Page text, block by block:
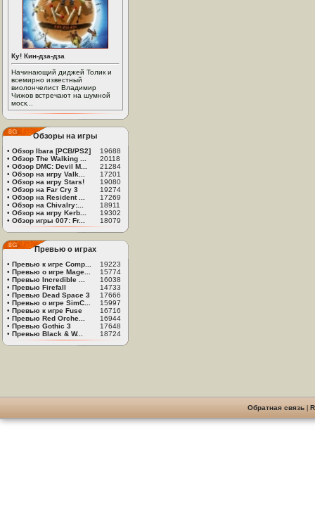
Ку! Кин-дза-дза
Начинающий диджей Толик и
всемирно известный
виолончелист Владимир
Чижов встречают на шумной
моск...
Обзоры на игры
• Обзор Ibara [PCB/PS2]
19688
• Обзор The Walking ...
20118
• Обзор DMC: Devil M...
21284
• Обзор на игру Valk...
17201
• Обзор на игру Stars!
19080
• Обзор на Far Cry 3
19274
• Обзор на Resident ...
17269
• Обзор на Chivalry:...
18911
• Обзор на игру Kerb...
19302
• Обзор игры 007: Fr... 18079
Превью о играх
• Превью к игре Comp...
19223
• Превью о игре Mage...
15774
• Превью Incredible ...
16038
• Превью Firefall
14733
• Превью Dead Space 3
17666
• Превью о игре SimC...
15997
• Превью к игре Fuse
16716
• Превью Red Orche...
16944
• Превью Gothic 3
17648
• Превью Black & W... 18724
Обратная связь